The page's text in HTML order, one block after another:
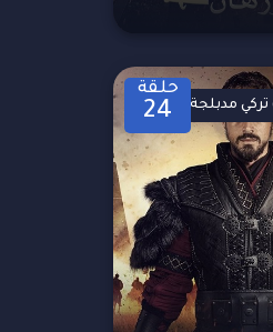
حلقة
24 مدبلجة